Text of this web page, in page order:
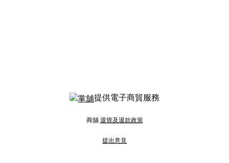
提供電子商貿服務
商舖 退貨及退款政策
提出意見